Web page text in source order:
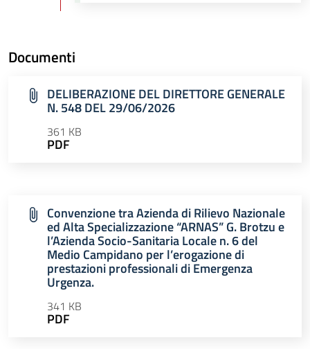
Documenti
DELIBERAZIONE DEL DIRETTORE GENERALE
N. 548 DEL 29/06/2026
361 KB
PDF
Convenzione tra Azienda di Rilievo Nazionale
ed Alta Specializzazione “ARNAS” G. Brotzu e
l’Azienda Socio-Sanitaria Locale n. 6 del
Medio Campidano per l’erogazione di
prestazioni professionali di Emergenza
Urgenza.
341 KB
PDF